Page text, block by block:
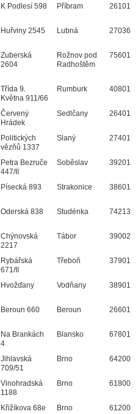
K Podlesí 598 Příbram 26101
Huřviny 2545 Lubná 27036
Zuberská
2604
Rožnov pod
Radhoštěm
75601
Třída 9.
Května 911/66
Rumburk 40801
Červený
Hrádek
Sedlčany 26401
Politických
vězňů 1337
Slaný 27401
Petra Bezruče
447/II
Soběslav 39201
Písecká 893 Strakonice 38601
Oderská 838 Studénka 74213
Chýnovská
2217
Tábor 39002
Rybářská
671/II
Třeboň 37901
Hvožďany Vodňany 38901
Beroun 660 Beroun 26601
Na Brankách
4
Blansko 67801
Jihlavská
709/51
Brno 64200
Vinohradská
1188
Brno 61800
Křižíkova 68e Brno 61200